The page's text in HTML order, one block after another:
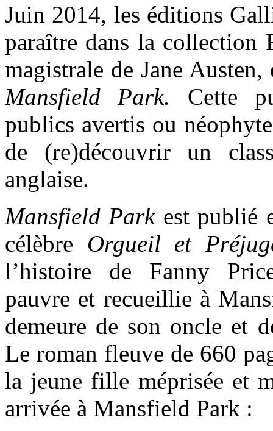
Juin 2014, les éditions
paraître dans la collection
magistrale de Jane
Mansfield Park. Cette
publics avertis ou
de (re)découvrir un
anglaise.
Mansfield Parkest publié
célèbre Orgueil et
l’histoire de Fanny
pauvre et recueillie à
demeure de son oncle et
Le roman fleuve de 660
la jeune fille méprisée et
arrivée à Mansfield Park :